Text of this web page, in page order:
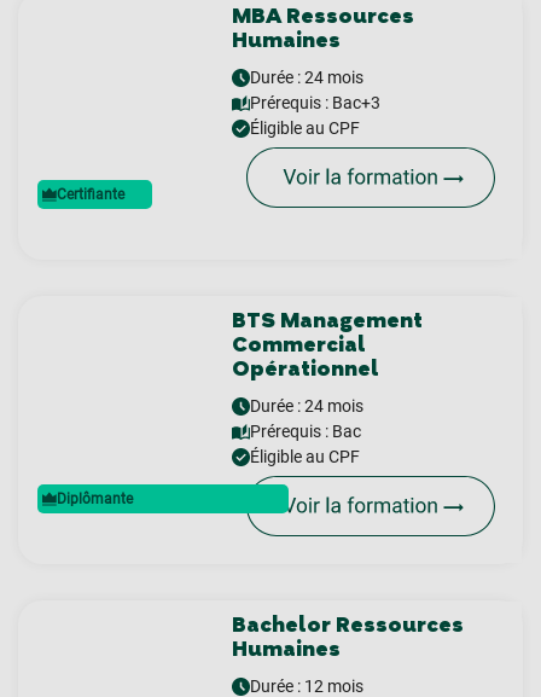
Certifiante
MBA Ressources
Humaines
Durée : 24 mois
Prérequis : Bac+3
Éligible au CPF
Diplômante
BTS Management
Commercial
Opérationnel
Durée : 24 mois
Prérequis : Bac
Éligible au CPF
Bachelor Ressources
Humaines
Durée : 12 mois